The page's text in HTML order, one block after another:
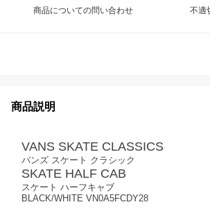
商品についての問い合わせ 不適
商品説明
VANS SKATE CLASSICS
バンズ スケート クラシック
SKATE HALF CAB
スケート ハーフキャブ
BLACK/WHITE VN0A5FCDY28